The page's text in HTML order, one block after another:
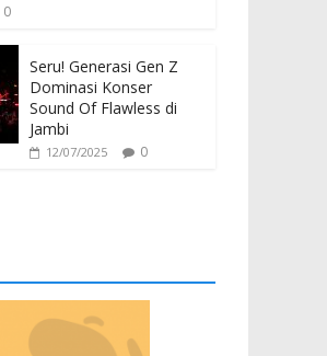
0
Seru! Generasi Gen Z
Dominasi Konser
Sound Of Flawless di
Jambi
12/07/2025 0